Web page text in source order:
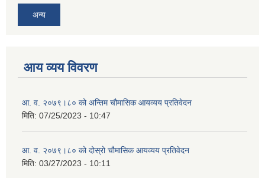
अन्य
आय व्यय विवरण
आ. व. २०७९।८० को अन्तिम चौमासिक आयव्यय प्रतिवेदन
मिति: 07/25/2023 - 10:47
आ. व. २०७९।८० को दोस्रो चौमासिक आयव्यय प्रतिवेदन
मिति: 03/27/2023 - 10:11